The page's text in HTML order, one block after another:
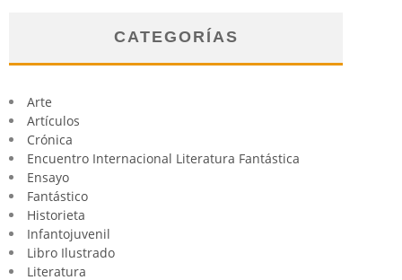
CATEGORÍAS
Arte
Artículos
Crónica
Encuentro Internacional Literatura Fantástica
Ensayo
Fantástico
Historieta
Infantojuvenil
Libro Ilustrado
Literatura